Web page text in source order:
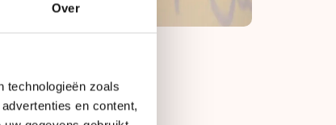
Over
technologieën zoals
en content,